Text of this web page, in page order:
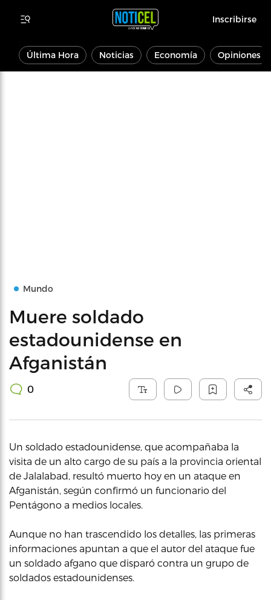
Inscribirse
Última Hora Noticias Economía Opiniones
Mundo
Muere soldado
estadounidense en
Afganistán
0
Un soldado estadounidense, que acompañaba la
visita de un alto cargo de su país a la provincia oriental
de Jalalabad, resultó muerto hoy en un ataque en
Afganistán, según confirmó un funcionario del
Pentágono a medios locales.
Aunque no han trascendido los detalles, las primeras
informaciones apuntan a que el autor del ataque fue
un soldado afgano que disparó contra un grupo de
soldados estadounidenses.